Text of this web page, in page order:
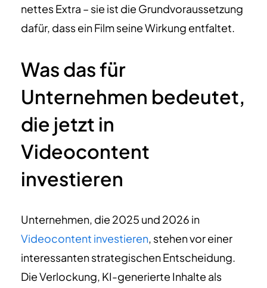
nettes Extra – sie ist die Grundvoraussetzung
dafür, dass ein Film seine Wirkung entfaltet.
Was das für
Unternehmen bedeutet,
die jetzt in
Videocontent
investieren
Unternehmen, die 2025 und 2026 in
Videocontent investieren, stehen vor einer
interessanten strategischen Entscheidung.
Die Verlockung, KI-generierte Inhalte als